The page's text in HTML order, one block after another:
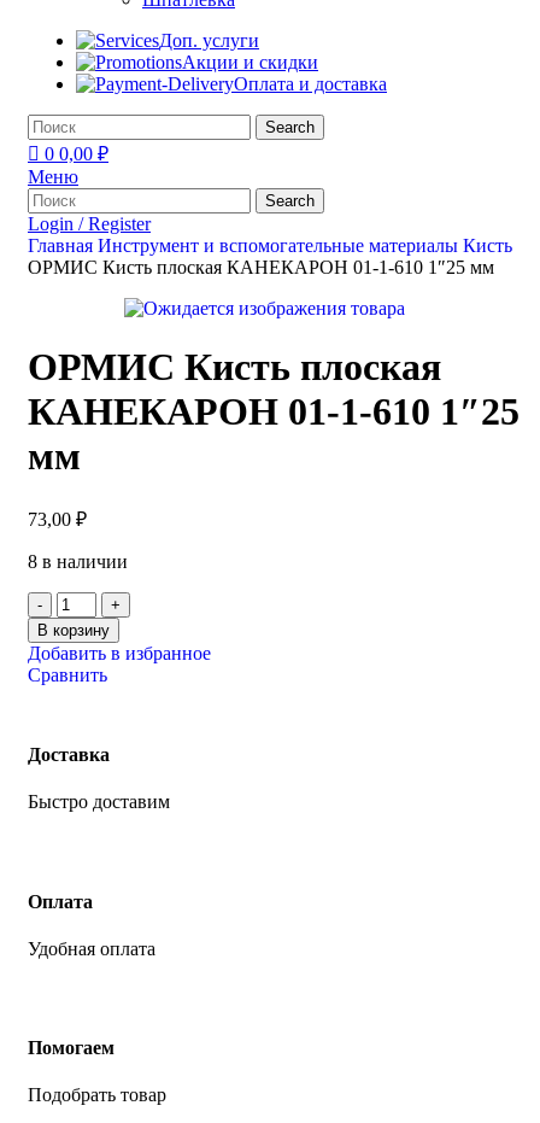
Доп. услуги
Акции и скидки
Оплата и доставка
Search
0 0,00 ₽
Меню
Search
Login / Register
Главная Инструмент и вспомогательные материалы Кисть
ОРМИС Кисть плоская КАНЕКАРОН 01-1-610 1″25 мм
ОРМИС Кисть плоская
КАНЕКАРОН 01-1-610 1″25
мм
73,00 ₽
8 в наличии
В корзину
Добавить в избранное
Сравнить
Доставка
Быстро доставим
Оплата
Удобная оплата
Помогаем
Подобрать товар